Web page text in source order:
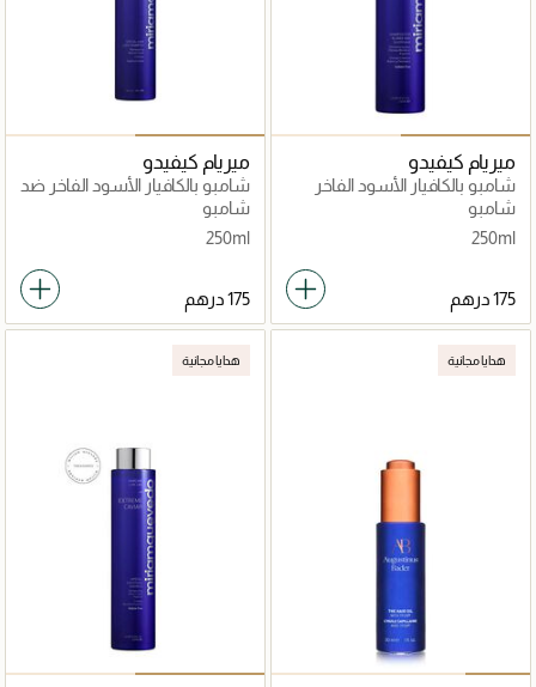
ميريام كيفيدو
شامبو بالكافيار الأسود الفاخر
للشعر الأشقر والفضي
شامبو
250ml
ميريام كيفيدو
شامبو بالكافيار الأسود الفاخر ضد
تساقط الشعر
شامبو
250ml
هدايا مجانية هدايا مجانية